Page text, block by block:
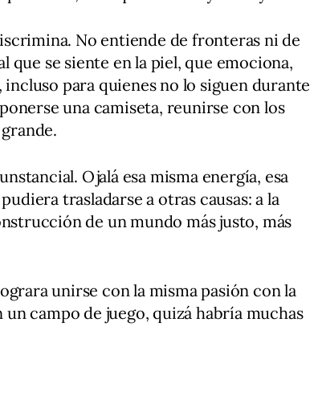
No entiende de fronteras ni de
que se siente en la piel, que emociona,
para quienes no lo siguen durante
una camiseta, reunirse con los
Ojalá esa misma energía, esa
trasladarse a otras causas: a la
de un mundo más justo, más
unirse con la misma pasión con la
campo de juego, quizá habría muchas